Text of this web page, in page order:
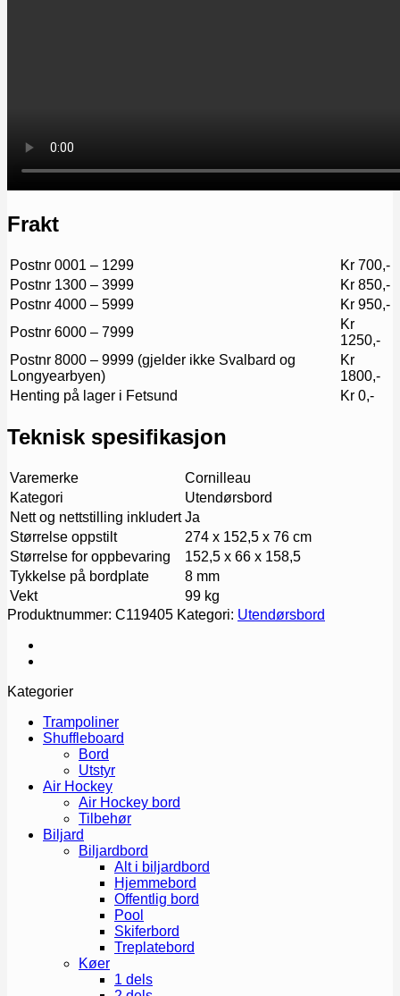
Frakt
Postnr 0001 – 1299
Kr 700,-
Postnr 1300 – 3999
Kr 850,-
Postnr 4000 – 5999
Kr 950,-
Postnr 6000 – 7999
Kr
1250,-
Postnr 8000 – 9999 (gjelder ikke Svalbard og
Longyearbyen)
Kr
1800,-
Henting på lager i Fetsund
Kr 0,-
Teknisk spesifikasjon
Varemerke
Cornilleau
Kategori
Utendørsbord
Nett og nettstilling inkludert Ja
Størrelse oppstilt
274 x 152,5 x 76 cm
Størrelse for oppbevaring
152,5 x 66 x 158,5
Tykkelse på bordplate
8 mm
Vekt
99 kg
Produktnummer: C119405 Kategori: Utendørsbord
Kategorier
Trampoliner
Shuffleboard
Bord
Utstyr
Air Hockey
Air Hockey bord
Tilbehør
Biljard
Biljardbord
Alt i biljardbord
Hjemmebord
Offentlig bord
Pool
Skiferbord
Treplatebord
Køer
1 dels